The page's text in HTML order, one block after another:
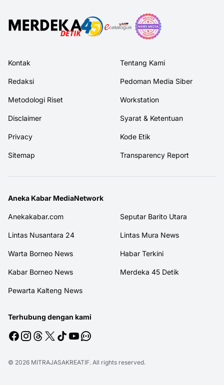
Kontak Tentang Kami
Redaksi Pedoman Media Siber
Metodologi Riset Workstation
Disclaimer Syarat & Ketentuan
Privacy Kode Etik
Sitemap Transparency Report
Aneka Kabar MediaNetwork
Anekakabar.com Seputar Barito Utara
Lintas Nusantara 24 Lintas Mura News
Warta Borneo News Habar Terkini
Kabar Borneo News Merdeka 45 Detik
Pewarta Kalteng News
Terhubung dengan kami
© 2026 MITRAJASAKREATIF. All rights reserved.